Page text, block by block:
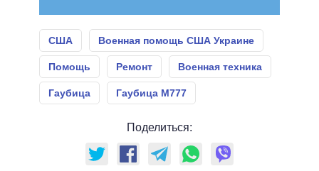
США Военная помощь США Украине
Помощь Ремонт Военная техника
Гаубица Гаубица М777
Поделиться: